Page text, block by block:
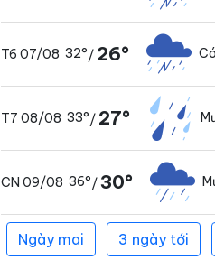
T6 07/08 32°/ 26°
T7 08/08 33°/ 27°
CN 09/08 36°/30°
Ngày mai 3 ngày tới